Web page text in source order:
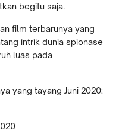
begitu saja.
film terbarunya yang
intrik dunia spionase
luas pada
yang tayang Juni 2020: